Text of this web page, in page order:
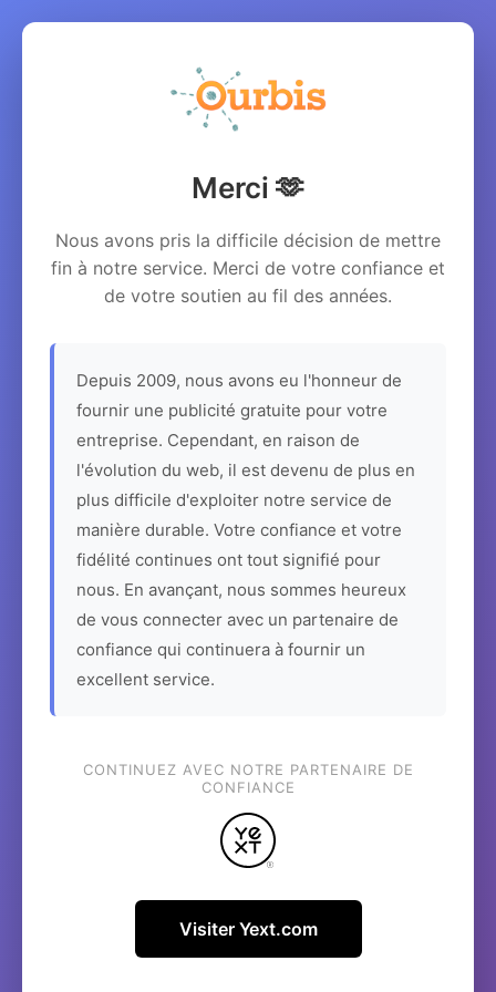
Merci 🫶
Nous avons pris la difficile décision de mettre
fin à notre service. Merci de votre confiance et
de votre soutien au fil des années.
Depuis 2009, nous avons eu l'honneur de
fournir une publicité gratuite pour votre
entreprise. Cependant, en raison de
l'évolution du web, il est devenu de plus en
plus difficile d'exploiter notre service de
manière durable. Votre confiance et votre
fidélité continues ont tout signifié pour
nous. En avançant, nous sommes heureux
de vous connecter avec un partenaire de
confiance qui continuera à fournir un
excellent service.
CONTINUEZ AVEC NOTRE PARTENAIRE DE
CONFIANCE
Visiter Yext.com